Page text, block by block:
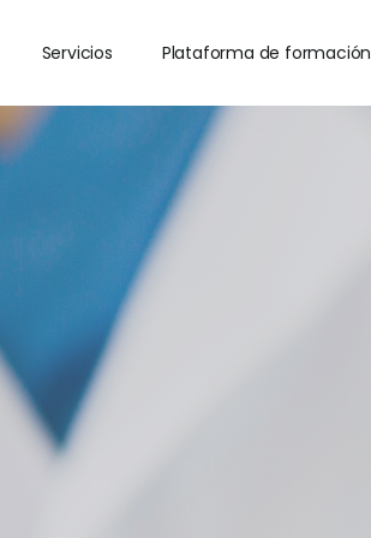
Servicios Plataforma de formación